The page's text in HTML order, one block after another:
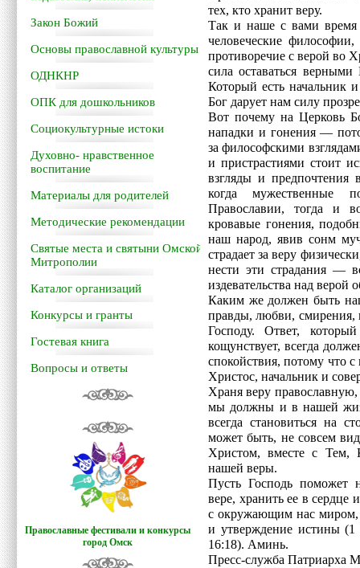
Закон Божий
Основы православной культуры
ОДНКНР
ОПК для дошкольников
Социокультурные истоки
Духовно- нравственное
воспитание
Материалы для родителей
Методические рекомендации
Святые места и святыни Омской
Митрополии
Каталог организаций
Конкурсы и гранты
Гостевая книга
Вопросы и ответы
Православные фестивали и конкурсы
город Омск
тех, кто хранит веру.
Так и наше с вами время
человеческие
противоречие с верой во
сила оставаться
Который есть начальник
Бог дарует нам силу
Вот почему на Церковь
нападки и гонения —
за философскими
и пристрастиями стоит
взгляды и предпочтения
когда мужественные
Православии, тогда и
кровавые гонения,
наш народ, явив сонм
страдает за веру
нести эти страдания —
издевательства над
Каким же должен быть
правды, любви, смирения,
Господу. Ответ,
кощунствует, всегда
спокойствия, потому что
Христос, начальник и
Храня веру православную,
мы должны и в нашей
всегда становиться на
может быть, не совсем
Христом, вместе с Тем,
нашей веры.
Пусть Господь поможет
вере, хранить ее в сердце
с окружающим нас миром,
и утверждение истины
16:18). Аминь.
Пресс-служба Патриарха